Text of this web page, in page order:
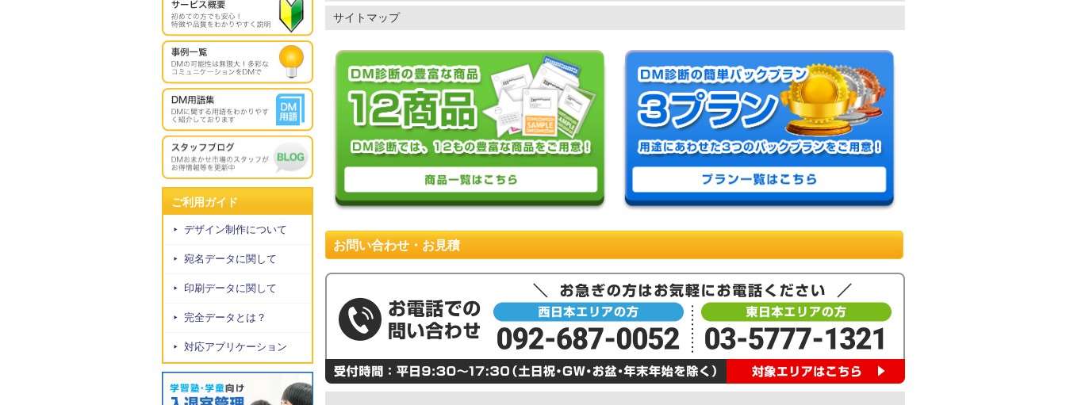
ご利用ガイド
デザイン制作について
宛名データに関して
印刷データに関して
完全データとは？
対応アプリケーション
サイトマップ
お問い合わせ・お見積